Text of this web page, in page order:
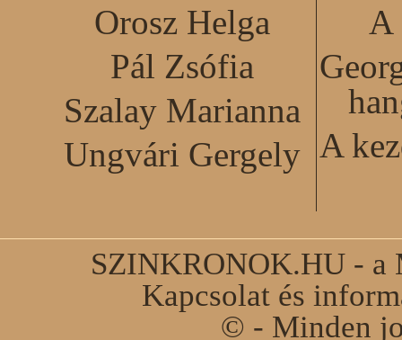
Orosz Helga
Pál Zsófia
Szalay Marianna
Ungvári Gergely
A
A
SZINKRONOK.HU - a
Kapcsolat és
© - Minden